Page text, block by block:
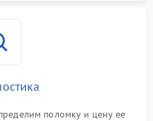
поломку и цену ее